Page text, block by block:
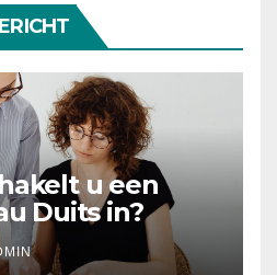
u een
Duits in?